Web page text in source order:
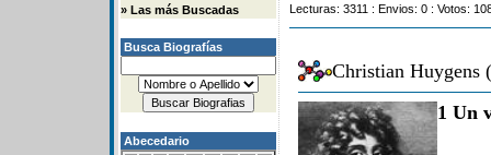
» Las más Buscadas
Busca Biografías
Abecedario
Lecturas: 3311 : Envios: 0 : Votos:
Christian Huygens
1 Un